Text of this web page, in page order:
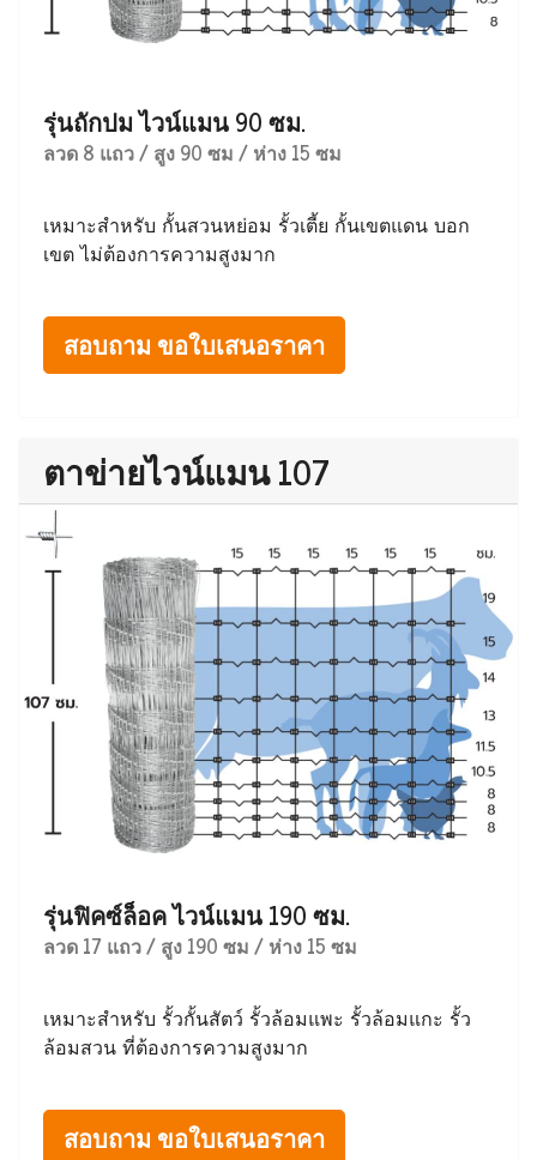
รุ่นถักปม ไวน์แมน 90 ซม.
ลวด 8 แถว / สูง 90 ซม / ห่าง 15 ซม
เหมาะสำหรับ กั้นสวนหย่อม รั้วเตี้ย กั้นเขตแดน บอก
เขต ไม่ต้องการความสูงมาก
สอบถาม ขอใบเสนอราคา
ตาข่ายไวน์แมน 107
รุ่นฟิคซ์ล็อค ไวน์แมน 190 ซม.
ลวด 17 แถว / สูง 190 ซม / ห่าง 15 ซม
เหมาะสำหรับ รั้วกั้นสัตว์ รั้วล้อมแพะ รั้วล้อมแกะ รั้ว
ล้อมสวน ที่ต้องการความสูงมาก
สอบถาม ขอใบเสนอราคา